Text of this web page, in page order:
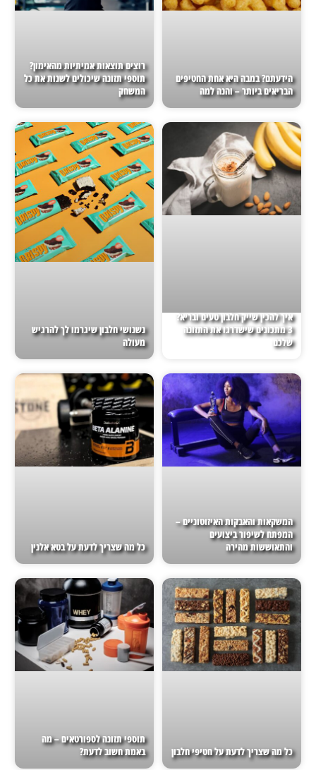
הידעתם? במבה היא אחת החטיפים
הבריאים ביותר – והנה למה
רוצים תוצאות אמיתיות מהאימון?
תוספי תזונה שיכולים לשנות את כל
המשחק
איך להכין שייק חלבון טעים ובריא?
3 מתכונים שישדרגו את התזונה
שלכם
נשנושי חלבון שיגרמו לך להרגיש
מעולה
המשקאות והאבקות האיזוטוניים –
המפתח לשיפור ביצועים
והתאוששות מהירה
כל מה שצריך לדעת על בטא אלנין
כל מה שצריך לדעת על חטיפי חלבון
תוספי תזונה לספורטאים – מה
באמת חשוב לדעת?